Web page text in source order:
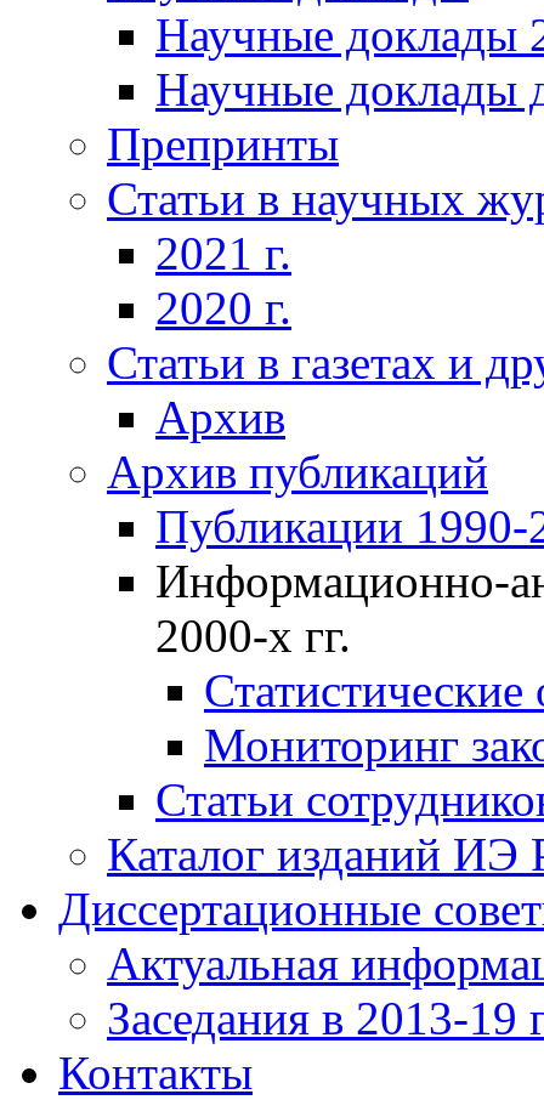
Научные доклады
Научные доклады
Препринты
Статьи в научных
2021 г.
2020 г.
Статьи в газетах и
Архив
Архив публикаций
Публикации 1990-
Информационно-
2000-х гг.
Мониторинг
Статьи
Каталог изданий ИЭ
Диссертационные
Актуальная
Заседания в 2013-19
Контакты